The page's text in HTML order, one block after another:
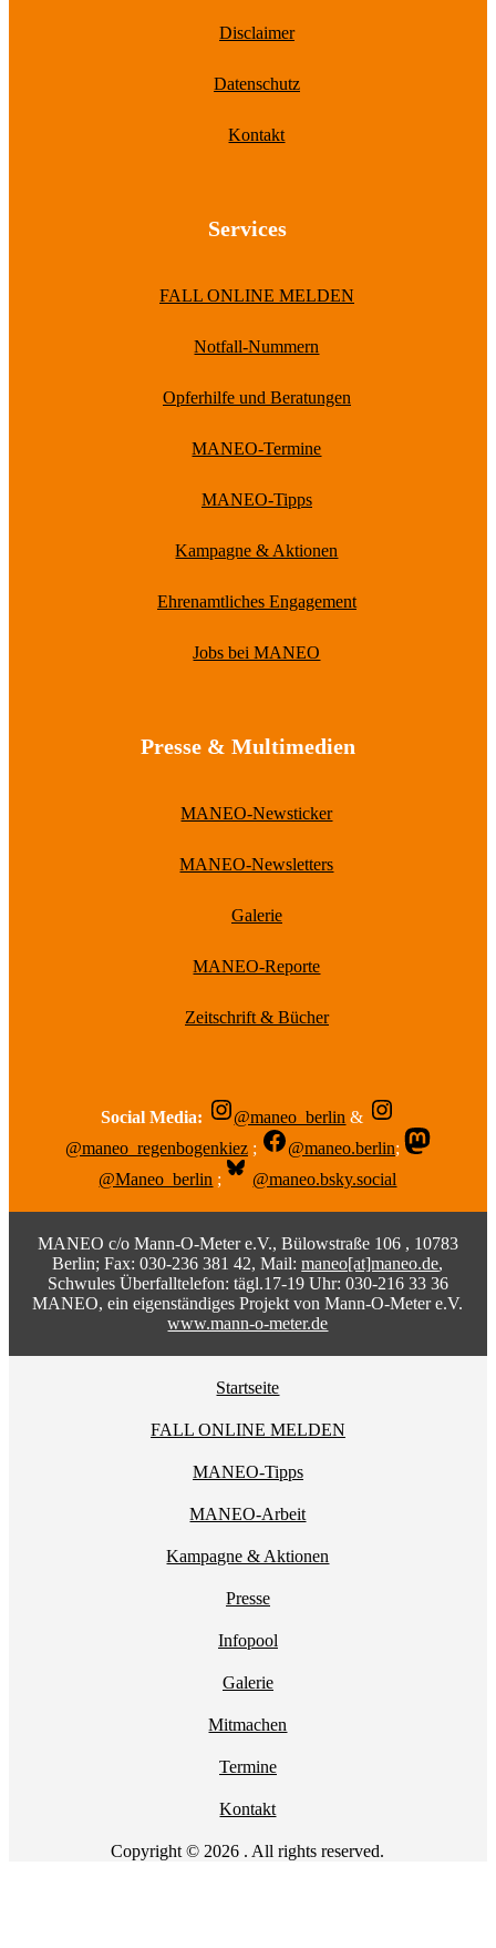
Disclaimer
Datenschutz
Kontakt
Services
FALL ONLINE MELDEN
Notfall-Nummern
Opferhilfe und Beratungen
MANEO-Termine
MANEO-Tipps
Kampagne & Aktionen
Ehrenamtliches Engagement
Jobs bei MANEO
Presse & Multimedien
MANEO-Newsticker
MANEO-Newsletters
Galerie
MANEO-Reporte
Zeitschrift & Bücher
Social Media: @maneo_berlin &
@maneo_regenbogenkiez ; @maneo.berlin;
@Maneo_berlin ; @maneo.bsky.social
MANEO c/o Mann-O-Meter e.V., Bülowstraße 106 , 10783
Berlin; Fax: 030-236 381 42, Mail:maneo[at]maneo.de,
Schwules Überfalltelefon: tägl.17-19 Uhr: 030-216 33 36
MANEO, ein eigenständiges Projekt von Mann-O-Meter e.V.
www.mann-o-meter.de
Startseite
FALL ONLINE MELDEN
MANEO-Tipps
MANEO-Arbeit
Kampagne & Aktionen
Presse
Infopool
Galerie
Mitmachen
Termine
Kontakt
Copyright © 2026 . All rights reserved.